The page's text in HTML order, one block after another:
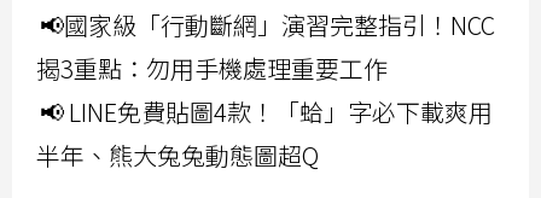
📢國家級「行動斷網」演習完整指引！NCC
揭3重點：勿用手機處理重要工作
📢 LINE免費貼圖4款！「蛤」字必下載爽用
半年、熊大兔兔動態圖超Q